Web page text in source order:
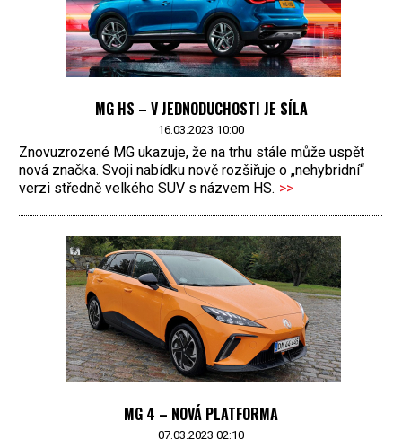
MG HS – V JEDNODUCHOSTI JE SÍLA
16.03.2023 10:00
Znovuzrozené MG ukazuje, že na trhu stále může uspět
nová značka. Svoji nabídku nově rozšiřuje o „nehybridní“
verzi středně velkého SUV s názvem HS. >>
MG 4 – NOVÁ PLATFORMA
07.03.2023 02:10